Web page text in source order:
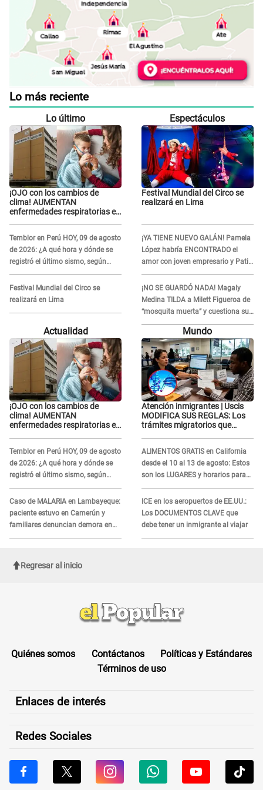
Lo más reciente
Lo último
¡OJO con los cambios de
clima! AUMENTAN
enfermedades respiratorias en
Temblor en Perú HOY, 09 de agosto
de 2026: ¿A qué hora y dónde se
registró el último sismo, según
IGP?
Festival Mundial del Circo se
realizará en Lima
Espectáculos
Festival Mundial del Circo se
realizará en Lima
¡YA TIENE NUEVO GALÁN! Pamela
López habría ENCONTRADO el
amor con joven empresario y Pati
Lorena la ECHA en VIVO
¡NO SE GUARDÓ NADA! Magaly
Medina TILDA a Milett Figueroa de
“mosquita muerta” y cuestiona su
RECONCILIACIÓN con Marcelo
Tinelli en TV argentina
Actualidad
¡OJO con los cambios de
clima! AUMENTAN
enfermedades respiratorias en
Temblor en Perú HOY, 09 de agosto
de 2026: ¿A qué hora y dónde se
registró el último sismo, según
IGP?
Caso de MALARIA en Lambayeque:
paciente estuvo en Camerún y
familiares denuncian demora en
tratamiento
Mundo
Atención inmigrantes | Uscis
MODIFICA SUS REGLAS: Los
trámites migratorios que
ALIMENTOS GRATIS en California
desde el 10 al 13 de agosto: Estos
son los LUGARES y horarios para
recibir la ayuda
ICE en los aeropuertos de EE.UU.:
Los DOCUMENTOS CLAVE que
debe tener un inmigrante al viajar
Regresar al inicio
Quiénes somos Contáctanos
Políticas y Estándares
Términos de uso
Enlaces de interés
Redes Sociales